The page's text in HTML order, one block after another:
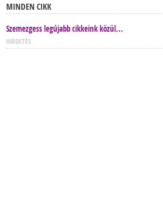
MINDEN CIKK
Szemezgess legújabb cikkeink közül...
HIRDETÉS